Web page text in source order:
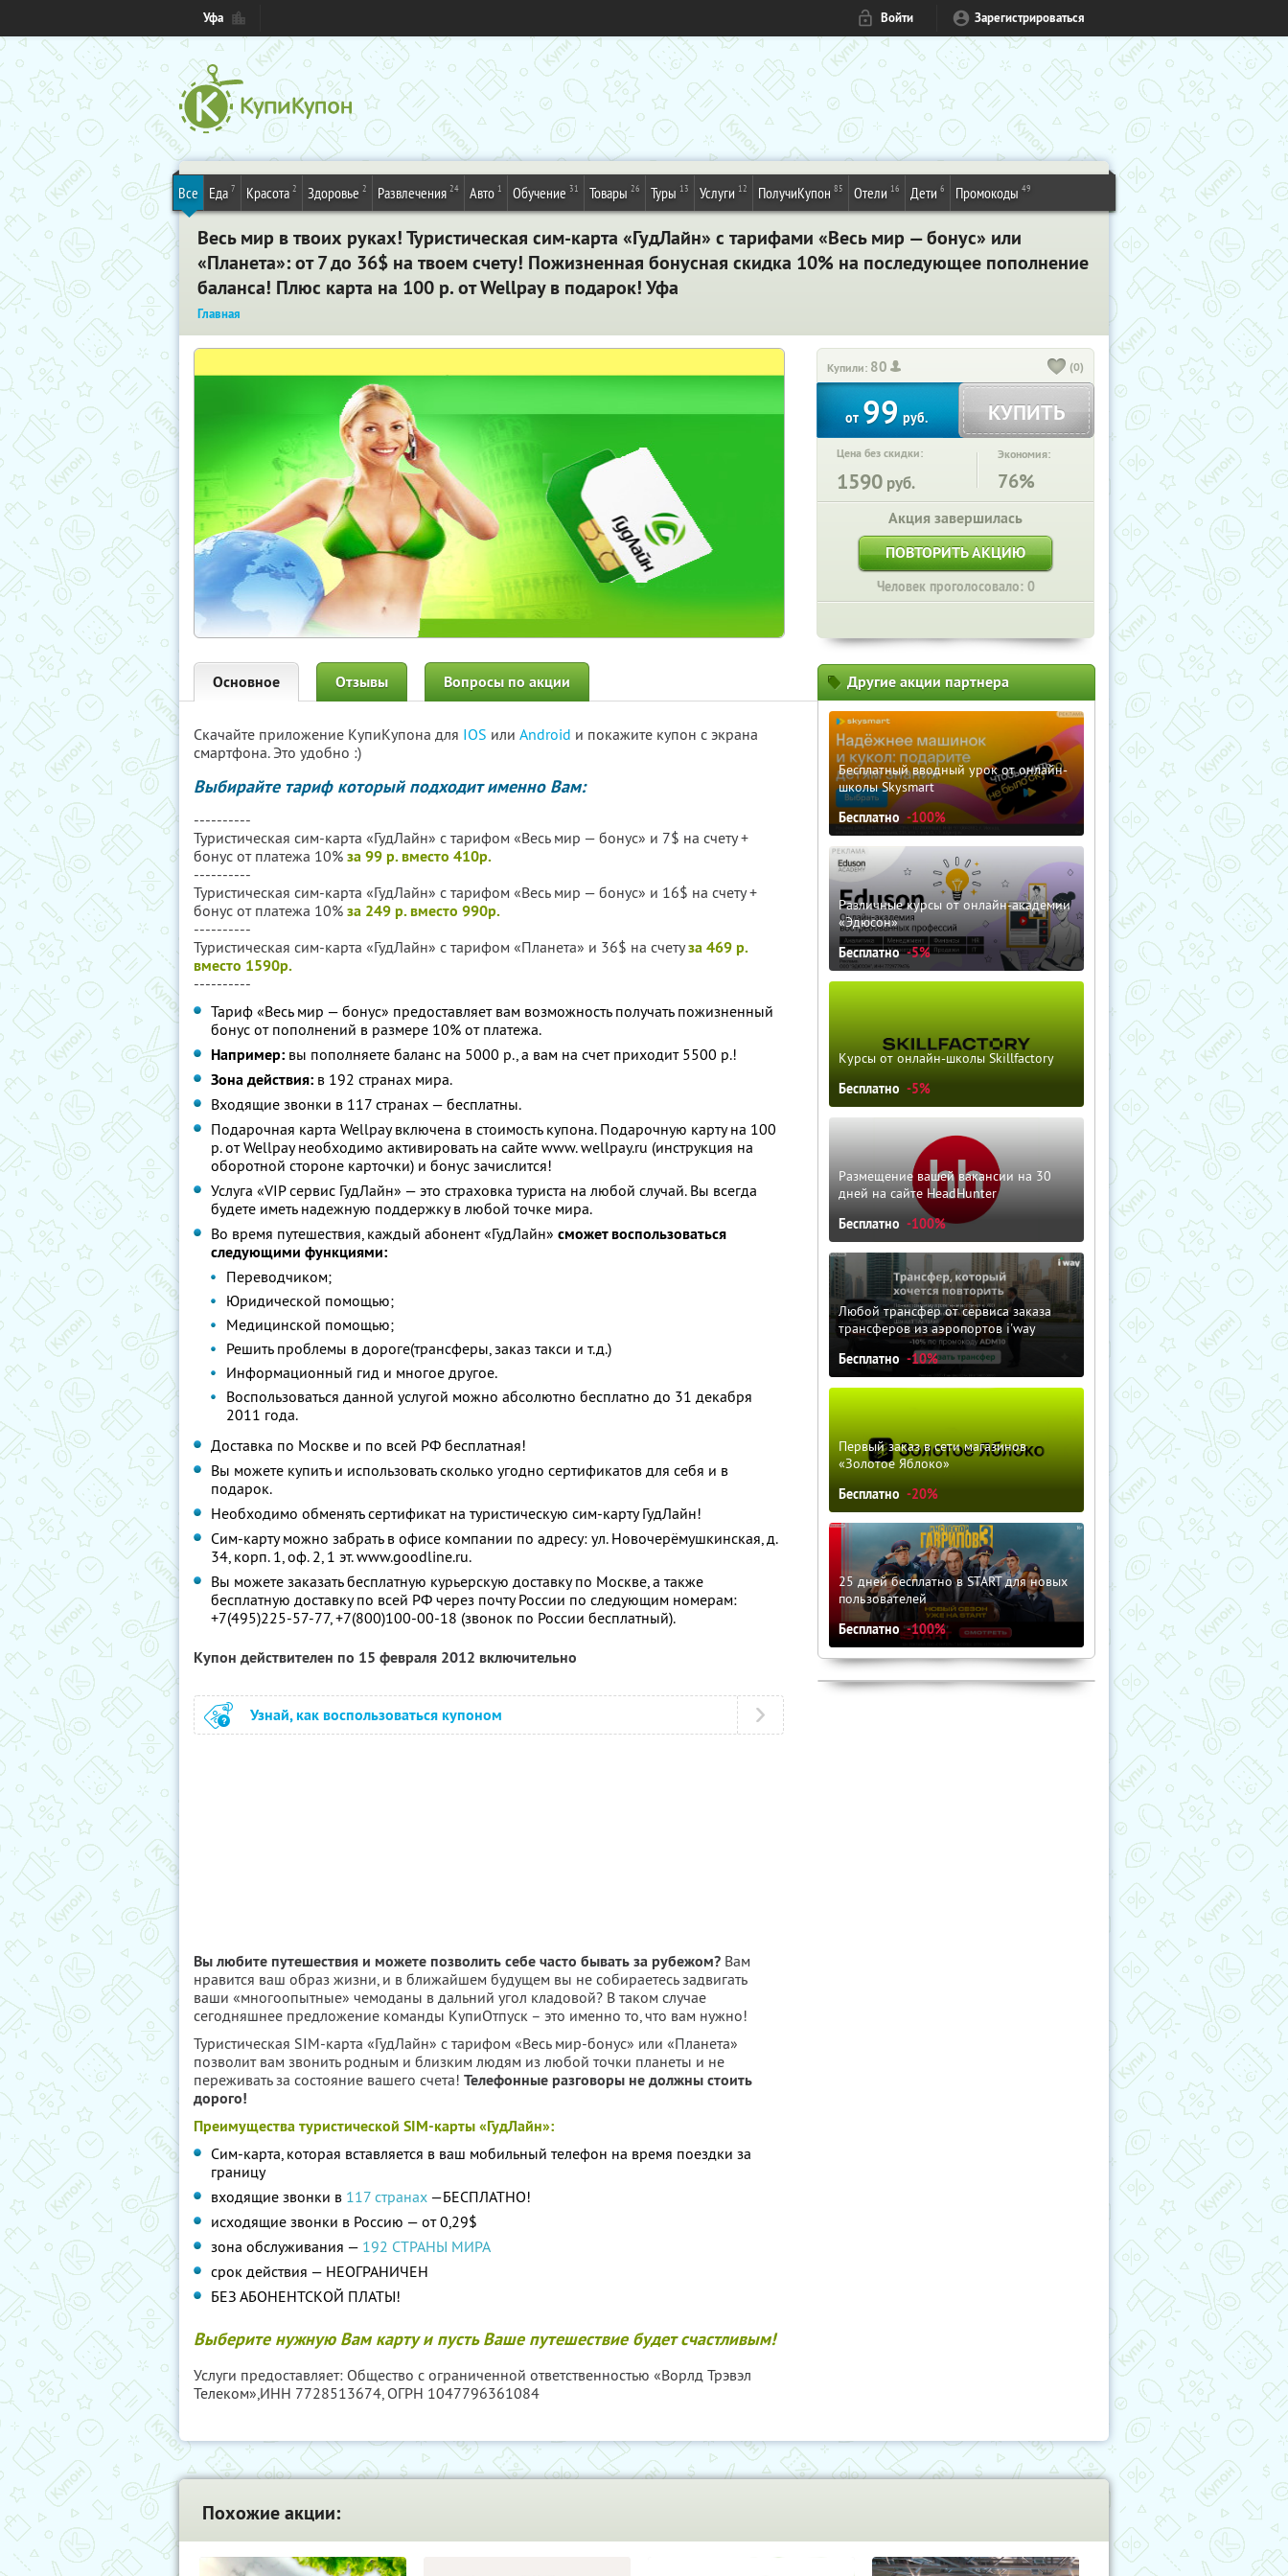
Уфа Войти Зарегистрироваться
Все Еда 7 Красота 2 Здоровье 2 Развлечения 24 Авто 1 Обучение 31 Товары 26 Туры 13 Услуги 12 ПолучиКупон 85 Отели 16 Дети 6 Промокоды 49
Весь мир в твоих руках! Туристическая сим-карта «ГудЛайн» с тарифами «Весь мир — бонус» или
«Планета»: от 7 до 36$ на твоем счету! Пожизненная бонусная скидка 10% на последующее пополнение
баланса! Плюс карта на 100 р. от Wellpay в подарок! Уфа
Главная
Купили: 80 (0)
от 99руб. КУПИТЬ
Цена без скидки:
1590 руб.
Экономия:
76%
Акция завершилась
ПОВТОРИТЬ АКЦИЮ
Человек проголосовало: 0
Основное Отзывы Вопросы по акции
Скачайте приложение КупиКупона для IOS или Android и покажите купон с экрана
смартфона. Это удобно :)
Выбирайте тариф который подходит именно Вам:
----------
Туристическая сим-карта «ГудЛайн» с тарифом «Весь мир — бонус» и 7$ на счету +
бонус от платежа 10% за 99 р. вместо 410р.
----------
Туристическая сим-карта «ГудЛайн» с тарифом «Весь мир — бонус» и 16$ на счету +
бонус от платежа 10% за 249 р. вместо 990р.
----------
Туристическая сим-карта «ГудЛайн» с тарифом «Планета» и 36$ на счетуза 469 р.
вместо 1590р.
----------
Тариф «Весь мир — бонус» предоставляет вам возможность получать пожизненный
бонус от пополнений в размере 10% от платежа.
Например: вы пополняете баланс на 5000 р., а вам на счет приходит 5500 р.!
Зона действия: в 192 странах мира.
Входящие звонки в 117 странах — бесплатны.
Подарочная карта Wellpay включена в стоимость купона. Подарочную карту на 100
р. от Wellpay необходимо активировать на сайте www. wellpay.ru (инструкция на
оборотной стороне карточки) и бонус зачислится!
Услуга «VIP сервис ГудЛайн» — это страховка туриста на любой случай. Вы всегда
будете иметь надежную поддержку в любой точке мира.
Во время путешествия, каждый абонент «ГудЛайн» сможет воспользоваться
следующими функциями:
Переводчиком;
Юридической помощью;
Медицинской помощью;
Решить проблемы в дороге(трансферы, заказ такси и т.д.)
Информационный гид и многое другое.
Воспользоваться данной услугой можно абсолютно бесплатно до 31 декабря
2011 года.
Доставка по Москве и по всей РФ бесплатная!
Вы можете купить и использовать сколько угодно сертификатов для себя и в
подарок.
Необходимо обменять сертификат на туристическую сим-карту ГудЛайн!
Сим-карту можно забрать в офисе компании по адресу: ул. Новочерёмушкинская, д.
34, корп. 1, оф. 2, 1 эт. www.goodline.ru.
Вы можете заказать бесплатную курьерскую доставку по Москве, а также
бесплатную доставку по всей РФ через почту России по следующим номерам:
+7(495)225-57-77, +7(800)100-00-18 (звонок по России бесплатный).
Купон действителен по 15 февраля 2012 включительно
Узнай, как воспользоваться купоном
Вы любите путешествия и можете позволить себе часто бывать за рубежом? Вам
нравится ваш образ жизни, и в ближайшем будущем вы не собираетесь задвигать
ваши «многоопытные» чемоданы в дальний угол кладовой? В таком случае
сегодняшнее предложение команды КупиОтпуск – это именно то, что вам нужно!
Туристическая SIM-карта «ГудЛайн» с тарифом «Весь мир-бонус» или «Планета»
позволит вам звонить родным и близким людям из любой точки планеты и не
переживать за состояние вашего счета! Телефонные разговоры не должны стоить
дорого!
Преимущества туристической SIM-карты «ГудЛайн»:
Сим-карта, которая вставляется в ваш мобильный телефон на время поездки за
границу
входящие звонки в 117 странах —БЕСПЛАТНО!
исходящие звонки в Россию — от 0,29$
зона обслуживания — 192 СТРАНЫ МИРА
срок действия — НЕОГРАНИЧЕН
БЕЗ АБОНЕНТСКОЙ ПЛАТЫ!
Выберите нужную Вам карту и пусть Ваше путешествие будет счастливым!
Услуги предоставляет: Общество с ограниченной ответственностью «Ворлд Трэвэл
Телеком»,ИНН 7728513674, ОГРН 1047796361084
Другие акции партнера
Бесплатный вводный урок от онлайн-
школы Skysmart
Бесплатно -100%
Различные курсы от онлайн-академии
«Эдюсон»
Бесплатно -5%
Курсы от онлайн-школы Skillfactory
Бесплатно -5%
Размещение вашей вакансии на 30
дней на сайте HeadHunter
Бесплатно -100%
Любой трансфер от сервиса заказа
трансферов из аэропортов i'way
Бесплатно -10%
Первый заказ в сети магазинов
«Золотое Яблоко»
Бесплатно -20%
25 дней бесплатно в START для новых
пользователей
Бесплатно -100%
Похожие акции: